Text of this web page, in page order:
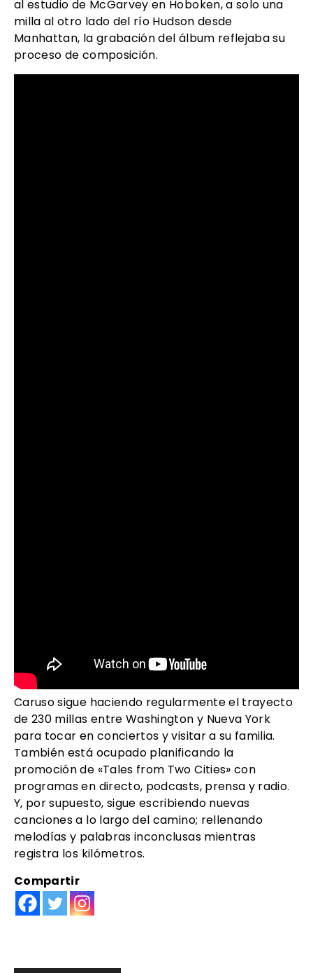
al estudio de McGarvey en Hoboken, a solo una
milla al otro lado del río Hudson desde
Manhattan, la grabación del álbum reflejaba su
proceso de composición.
Caruso sigue haciendo regularmente el trayecto
de 230 millas entre Washington y Nueva York
para tocar en conciertos y visitar a su familia.
También está ocupado planificando la
promoción de «Tales from Two Cities» con
programas en directo, podcasts, prensa y radio.
Y, por supuesto, sigue escribiendo nuevas
canciones a lo largo del camino; rellenando
melodías y palabras inconclusas mientras
registra los kilómetros.
Compartir